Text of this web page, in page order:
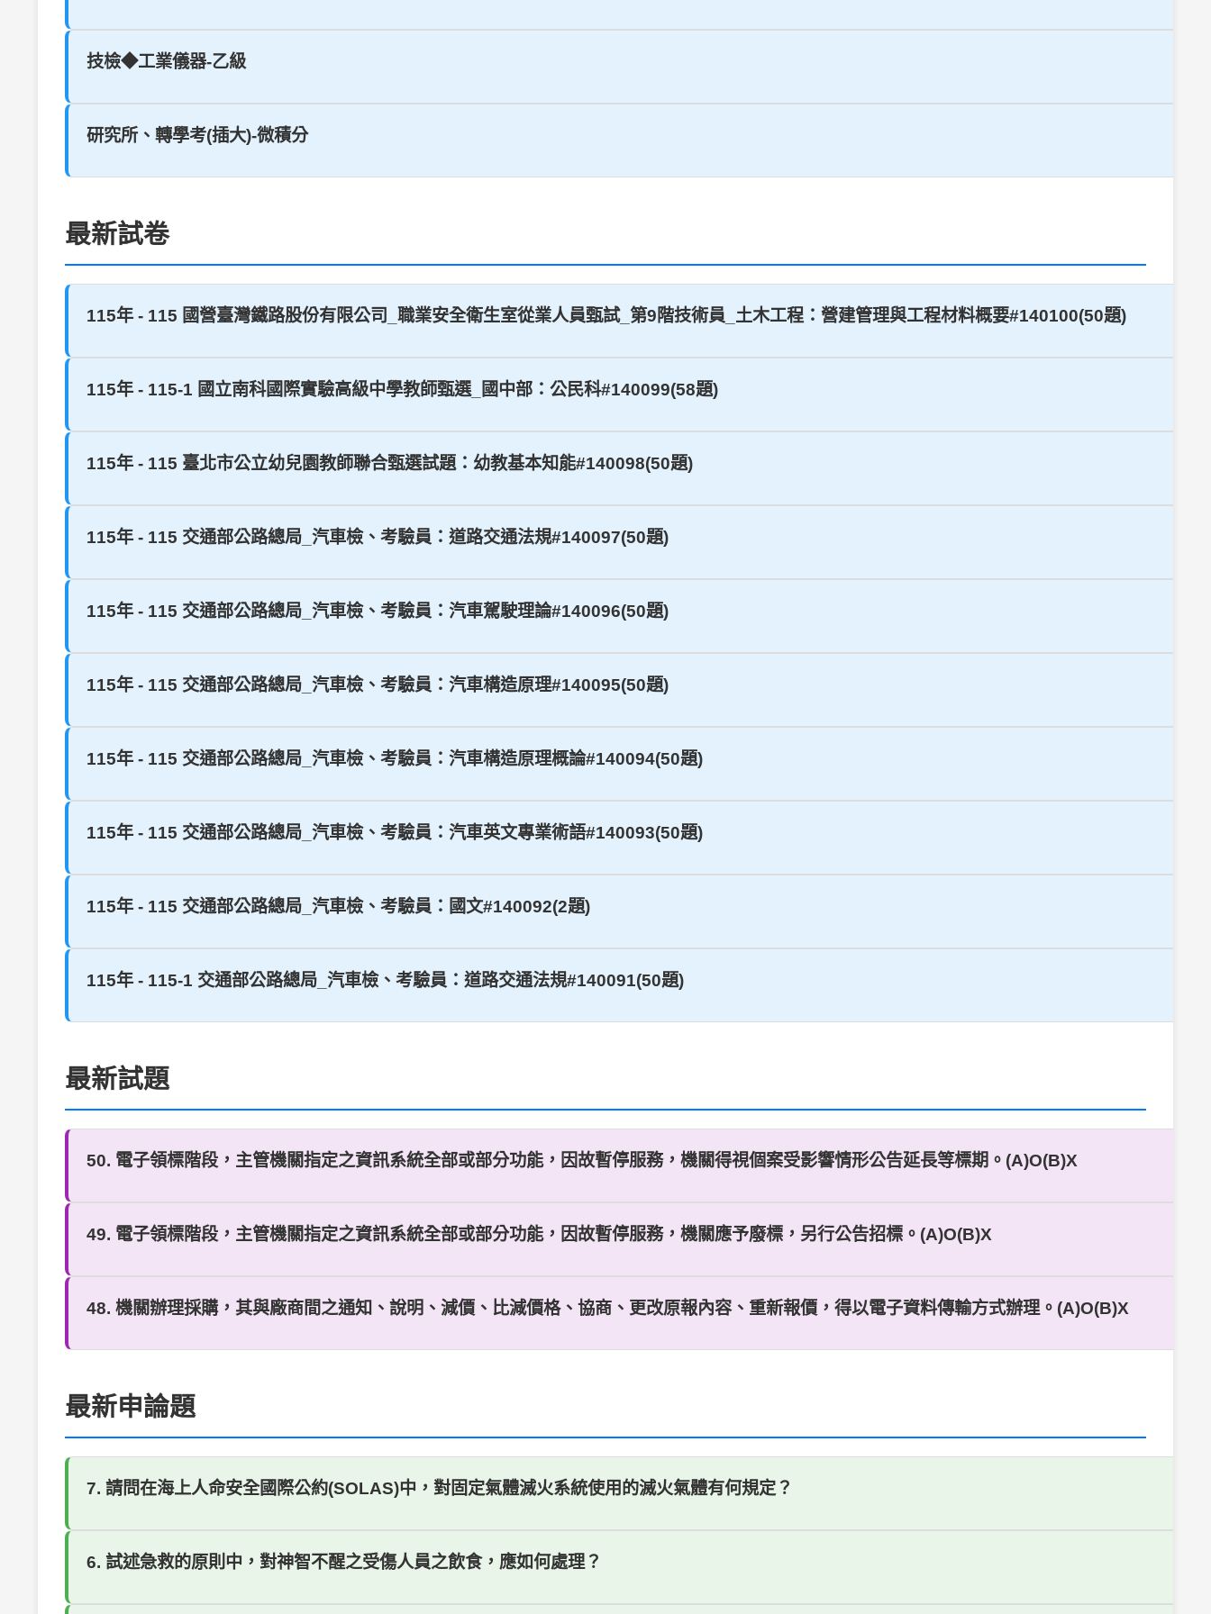
技檢◆工業儀器-乙級
研究所、轉學考(插大)-微積分
最新試卷
115年 - 115 國營臺灣鐵路股份有限公司_職業安全衛生室從業人員甄試_第9階技術員_土木工程：營建管理與工程材料概要#140100(50題)
115年 - 115-1 國立南科國際實驗高級中學教師甄選_國中部：公民科#140099(58題)
115年 - 115 臺北市公立幼兒園教師聯合甄選試題：幼教基本知能#140098(50題)
115年 - 115 交通部公路總局_汽車檢、考驗員：道路交通法規#140097(50題)
115年 - 115 交通部公路總局_汽車檢、考驗員：汽車駕駛理論#140096(50題)
115年 - 115 交通部公路總局_汽車檢、考驗員：汽車構造原理#140095(50題)
115年 - 115 交通部公路總局_汽車檢、考驗員：汽車構造原理概論#140094(50題)
115年 - 115 交通部公路總局_汽車檢、考驗員：汽車英文專業術語#140093(50題)
115年 - 115 交通部公路總局_汽車檢、考驗員：國文#140092(2題)
115年 - 115-1 交通部公路總局_汽車檢、考驗員：道路交通法規#140091(50題)
最新試題
50. 電子領標階段，主管機關指定之資訊系統全部或部分功能，因故暫停服務，機關得視個案受影響情形公告延長等標期。(A)O(B)X
49. 電子領標階段，主管機關指定之資訊系統全部或部分功能，因故暫停服務，機關應予廢標，另行公告招標。(A)O(B)X
48. 機關辦理採購，其與廠商間之通知、說明、減價、比減價格、協商、更改原報內容、重新報價，得以電子資料傳輸方式辦理。(A)O(B)X
最新申論題
7. 請問在海上人命安全國際公約(SOLAS)中，對固定氣體滅火系統使用的滅火氣體有何規定？
6. 試述急救的原則中，對神智不醒之受傷人員之飲食，應如何處理？